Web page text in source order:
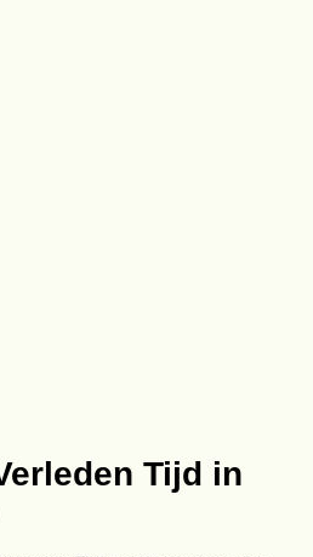
Tijd in